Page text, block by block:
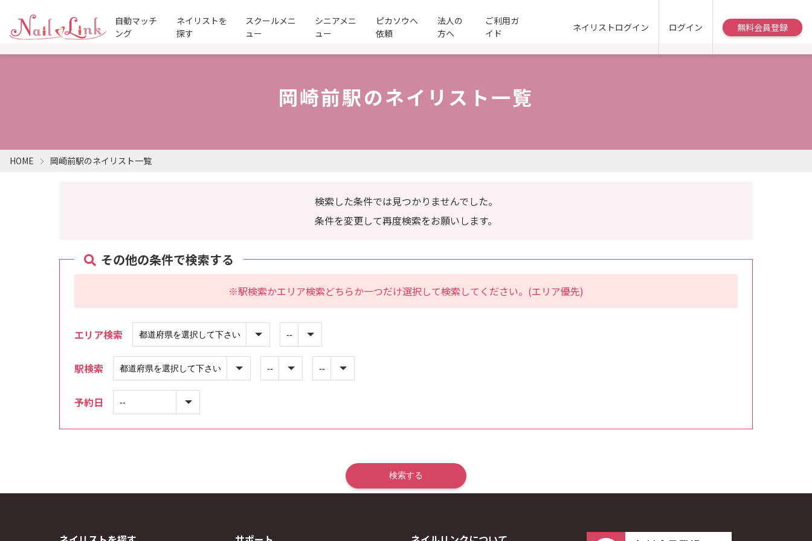
自動マッチ
ング
ネイリストを
探す
スクールメニ
ュー
シニアメニ
ュー
ピカソウへ
依頼
法人の
方へ
ご利用ガ
イド
ネイリストログイン ログイン 無料会員登録
岡崎前駅のネイリスト一覧
HOME 岡崎前駅のネイリスト一覧
検索した条件では見つかりませんでした。
条件を変更して再度検索をお願いします。
その他の条件で検索する
※駅検索かエリア検索どちらか一つだけ選択して検索してください。(エリア優先)
エリア検索
駅検索
予約日